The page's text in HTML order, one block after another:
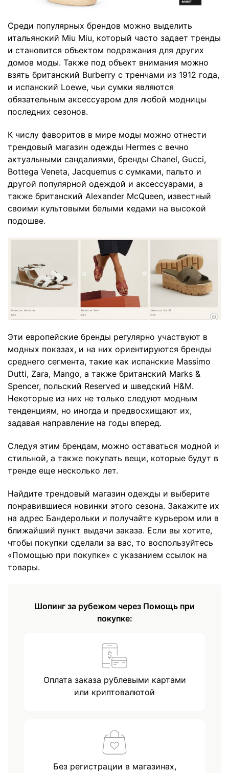
Среди популярных брендов можно выделить
итальянский Miu Miu, который часто задает тренды
и становится объектом подражания для других
домов моды. Также под объект внимания можно
взять британский Burberry с тренчами из 1912 года,
и испанский Loewe, чьи сумки являются
обязательным аксессуаром для любой модницы
последних сезонов.
К числу фаворитов в мире моды можно отнести
трендовый магазин одежды Hermes c вечно
актуальными сандалиями, бренды Chanel, Gucci,
Bottega Veneta, Jacquemus с сумками, пальто и
другой популярной одеждой и аксессуарами, ​​а
также британский Alexander McQueen, известный
своими культовыми белыми кедами на высокой
подошве.
Эти европейские бренды регулярно участвуют в
модных показах, и на них ориентируются бренды
среднего сегмента, такие как испанские Massimo
Dutti, Zara, Mango, а также британский Marks &
Spencer, польский Reserved и шведский H&M.
Некоторые из них не только следуют модным
тенденциям, но иногда и предвосхищают их,
задавая направление на годы вперед.
Следуя этим брендам, можно оставаться модной и
стильной, а также покупать вещи, которые будут в
тренде еще несколько лет.
Найдите трендовый магазин одежды и выберите
понравившиеся новинки этого сезона. Закажите их
на адрес Бандерольки и получайте курьером или в
ближайший пункт выдачи заказа. Если вы хотите,
чтобы покупки сделали за вас, то воспользуйтесь
«Помощью при покупке» с указанием ссылок на
товары.
Шопинг за рубежом через Помощь при
покупке:
Оплата заказа рублевыми картами
или криптовалютой
Без регистрации в магазинах,